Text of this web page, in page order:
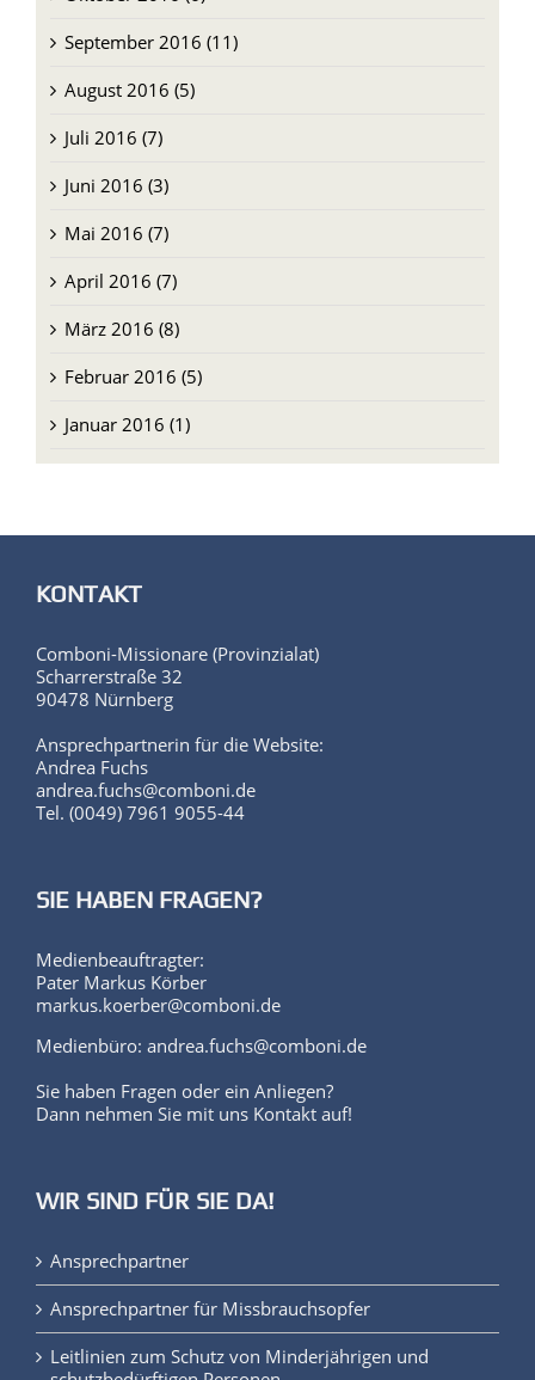
September 2016 (11)
August 2016 (5)
Juli 2016 (7)
Juni 2016 (3)
Mai 2016 (7)
April 2016 (7)
März 2016 (8)
Februar 2016 (5)
Januar 2016 (1)
KONTAKT
Comboni-Missionare (Provinzialat)
Scharrerstraße 32
90478 Nürnberg
Ansprechpartnerin für die Website:
Andrea Fuchs
andrea.fuchs@comboni.de
Tel. (0049) 7961 9055-44
SIE HABEN FRAGEN?
Medienbeauftragter:
Pater Markus Körber
markus.koerber@comboni.de
Medienbüro: andrea.fuchs@comboni.de
Sie haben Fragen oder ein Anliegen?
Dann nehmen Sie mit uns Kontakt auf!
WIR SIND FÜR SIE DA!
Ansprechpartner
Ansprechpartner für Missbrauchsopfer
Leitlinien zum Schutz von Minderjährigen und